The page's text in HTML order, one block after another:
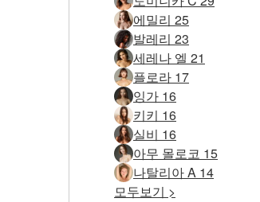
에밀리 25
발레리 23
세레나 엘 21
플로라 17
잉가 16
키키 16
실비 16
아무 몰로코 15
나탈리아 A 14
모두보기 >